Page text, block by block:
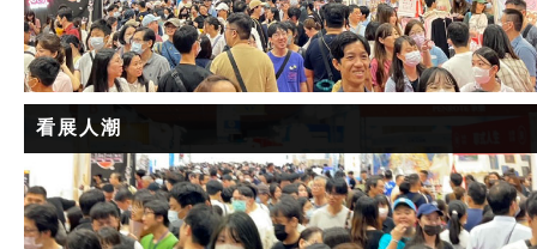
看展人潮